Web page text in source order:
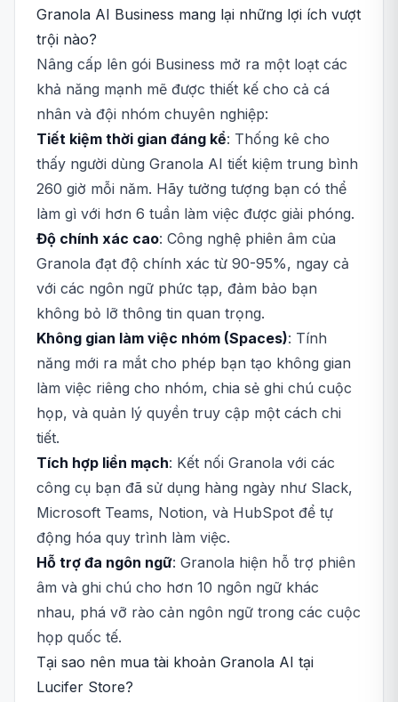
Granola AI Business mang lại những lợi ích vượt
trội nào?
Nâng cấp lên gói Business mở ra một loạt các
khả năng mạnh mẽ được thiết kế cho cả cá
nhân và đội nhóm chuyên nghiệp:
Tiết kiệm thời gian đáng kể: Thống kê cho
thấy người dùng Granola AI tiết kiệm trung bình
260 giờ mỗi năm. Hãy tưởng tượng bạn có thể
làm gì với hơn 6 tuần làm việc được giải phóng.
Độ chính xác cao: Công nghệ phiên âm của
Granola đạt độ chính xác từ 90-95%, ngay cả
với các ngôn ngữ phức tạp, đảm bảo bạn
không bỏ lỡ thông tin quan trọng.
Không gian làm việc nhóm (Spaces): Tính
năng mới ra mắt cho phép bạn tạo không gian
làm việc riêng cho nhóm, chia sẻ ghi chú cuộc
họp, và quản lý quyền truy cập một cách chi
tiết.
Tích hợp liền mạch: Kết nối Granola với các
công cụ bạn đã sử dụng hàng ngày như Slack,
Microsoft Teams, Notion, và HubSpot để tự
động hóa quy trình làm việc.
Hỗ trợ đa ngôn ngữ: Granola hiện hỗ trợ phiên
âm và ghi chú cho hơn 10 ngôn ngữ khác
nhau, phá vỡ rào cản ngôn ngữ trong các cuộc
họp quốc tế.
Tại sao nên mua tài khoản Granola AI tại
Lucifer Store?